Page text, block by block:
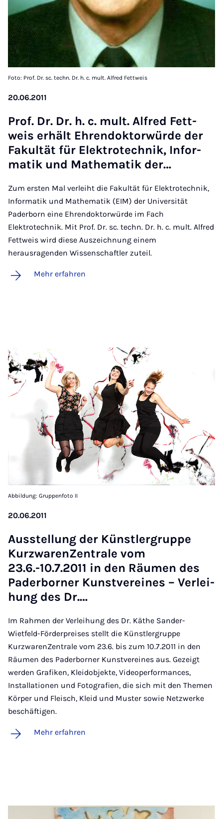
Foto: Prof. Dr. sc. techn. Dr. h. c. mult. Alfred Fettweis
20.06.2011
Prof. Dr. Dr. h. c. mult. Al­fred Fett­
weis er­hält Eh­ren­dok­tor­wür­de der
Fa­kul­tät für Elek­tro­tech­nik, In­for­
ma­tik und Ma­the­ma­tik der…
Zum ersten Mal verleiht die Fakultät für Elektrotechnik,
Informatik und Mathematik (EIM) der Universität
Paderborn eine Ehrendoktorwürde im Fach
Elektrotechnik. Mit Prof. Dr. sc. techn. Dr. h. c. mult. Alfred
Fettweis wird diese Auszeichnung einem
herausragenden Wissenschaftler zuteil.
Mehr erfahren
Abbildung: Gruppenfoto II
20.06.2011
Ausstel­lung der Künstler­grup­pe
Kurz­wa­ren­Zen­tra­le vom
23.6.-10.7.2011 in den Räu­men des
Pa­der­bor­ner Kunst­ver­ei­nes – Ver­lei­
hung des Dr.…
Im Rahmen der Verleihung des Dr. Käthe Sander-
Wietfeld-Förderpreises stellt die Künstlergruppe
KurzwarenZentrale vom 23.6. bis zum 10.7.2011 in den
Räumen des Paderborner Kunstvereines aus. Gezeigt
werden Grafiken, Kleidobjekte, Videoperformances,
Installationen und Fotografien, die sich mit den Themen
Körper und Fleisch, Kleid und Muster sowie Netzwerke
beschäftigen.
Mehr erfahren